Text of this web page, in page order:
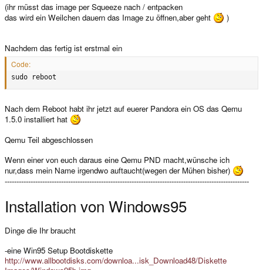
(ihr müsst das image per Squeeze nach / entpacken
das wird ein Weilchen dauern das Image zu öffnen,aber geht
)
Nachdem das fertig ist erstmal ein
Code:
sudo reboot
Nach dem Reboot habt ihr jetzt auf euerer Pandora ein OS das Qemu
1.5.0 installiert hat
Qemu Teil abgeschlossen
Wenn einer von euch daraus eine Qemu PND macht,wünsche ich
nur,dass mein Name irgendwo auftaucht(wegen der Mühen bisher)
--------------------------------------------------------------------------------------------------------
Installation von Windows95
Dinge die Ihr braucht
-eine Win95 Setup Bootdiskette
http://www.allbootdisks.com/downloa...isk_Download48/Diskette